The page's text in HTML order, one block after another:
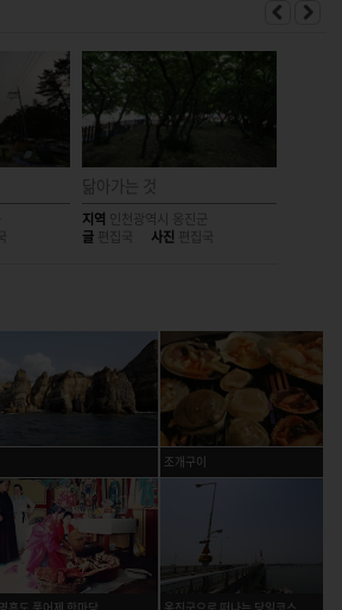
닮아가는 것
지역 인천광역시 옹진군
글 편집국 사진 편집국
조개구이